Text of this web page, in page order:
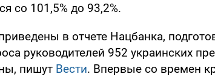
со 101,5% до 93,2%.
в отчете Нацбанка,
руководителей 952 украинских
пишут Вести. Впервые со времен